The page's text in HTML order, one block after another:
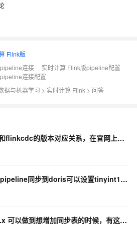
Flink版
连接
实时计算 Flink版pipeline配置
连接配置
据与机器学习 > 实时计算 Flink > 问答
请问在哪里可以看到flink和flinkcdc的版本对应关系，在官网上没有看到相关的内容
在Flink CDC中，cdc3.1 pipeline同步到doris可以设置tinyint1is？
使用flink cdc pipeline 3.x 可以做到想增加同步表的时候，有这个相关文章吗？